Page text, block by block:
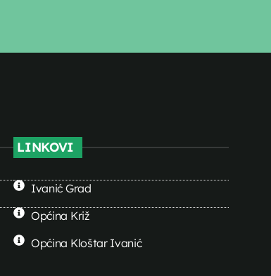
LINKOVI
Ivanić Grad
Općina Križ
Općina Kloštar Ivanić